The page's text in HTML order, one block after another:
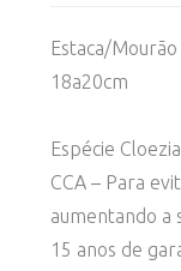
Estaca/
18a20cm
Espécie
CCA – Para
aumentando a
15 anos de